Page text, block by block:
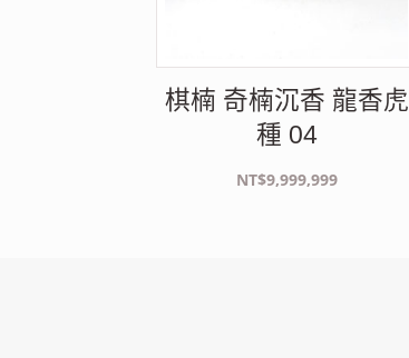
棋楠 奇楠沉香 龍香虎
種 04
NT$9,999,999